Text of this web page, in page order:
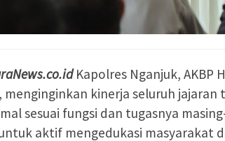
Kapolres Nganjuk, AKBP
menginginkan kinerja seluruh jajaran
sesuai fungsi dan tugasnya
aktif mengedukasi masyarakat